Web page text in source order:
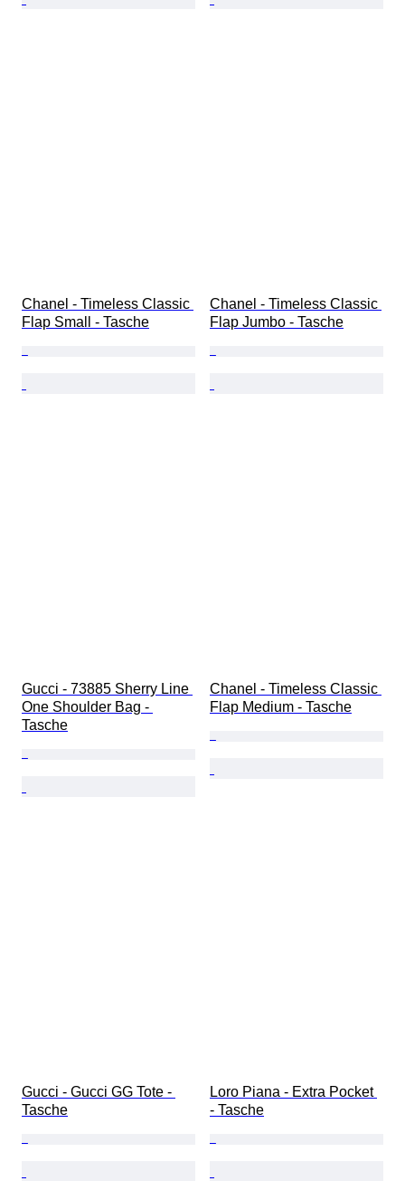
Chanel - Timeless Classic
Flap Small - Tasche
Chanel - Timeless Classic
Flap Jumbo - Tasche
Gucci - 73885 Sherry Line
One Shoulder Bag -
Tasche
Chanel - Timeless Classic
Flap Medium - Tasche
Gucci - Gucci GG Tote -
Tasche
Loro Piana - Extra Pocket
- Tasche